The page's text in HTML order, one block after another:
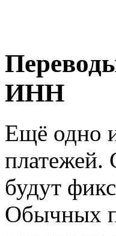
ИНН
Ещё одно
платежей.
будут
Обычных